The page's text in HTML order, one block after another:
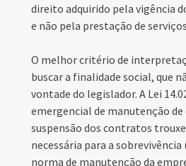
direito adquirido pela vigência
e não pela prestação de
O melhor critério de
buscar a finalidade social, que
vontade do legislador. A Lei
emergencial de manutenção de
suspensão dos contratos
necessária para a
norma de manutenção da